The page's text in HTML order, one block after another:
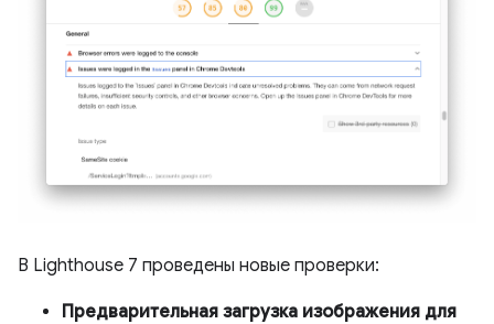
В Lighthouse 7 проведены новые проверки:
Предварительная загрузка изображения для